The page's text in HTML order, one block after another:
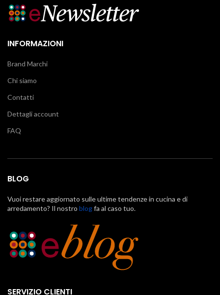
INFORMAZIONI
Brand Marchi
Chi siamo
Contatti
Dettagli account
FAQ
BLOG
Vuoi restare aggiornato sulle ultime tendenze in cucina e di
arredamento? Il nostro blogfa al caso tuo.
SERVIZIO CLIENTI